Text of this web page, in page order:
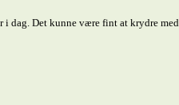
i dag. Det kunne være fint at krydre